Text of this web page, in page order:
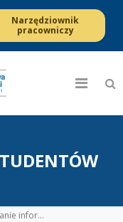
Narzędziownik
pracowniczy
dla studentów kierunku Dziennikarstwo i medioznawstwo